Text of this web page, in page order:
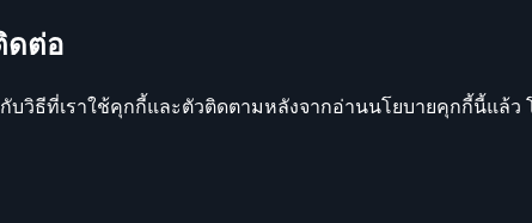
ดต่อ
วิธีที่เราใช้คุกกี้และตัวติดตามหลังจากอ่านนโยบายคุกกี้นี้แล้ว